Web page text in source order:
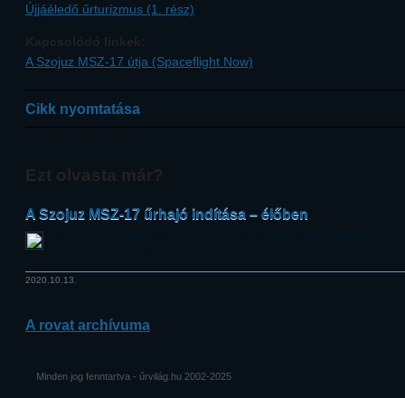
Újjáéledő űrturizmus (1. rész)
Kapcsolódó linkek:
A Szojuz MSZ-17 útja (Spaceflight Now)
Cikk nyomtatása
Ezt olvasta már?
A Szojuz MSZ-17 űrhajó indítása – élőben
2020.10.13.
A rovat archívuma
Minden jog fenntartva - űrvilág.hu 2002-2025